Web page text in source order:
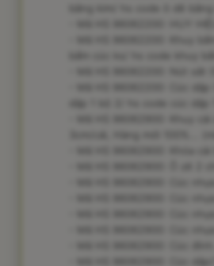
- Mã HS 96062200: HUY
- Mã HS 96062200: Khuy
- Mã HS 96062200: Nút
- Mã HS 96062200: Cúc
- Mã HS 96062900: Khuy
3cm/cái, Hàng mới 100%...
- Mã HS 96062900: Khóa
- Mã HS 96062900: Ô zê 2
- Mã HS 96062900: Cúc
- Mã HS 96062900: Cúc
- Mã HS 96062900: Cúc
- Mã HS 96062900: Cúc
- Mã HS 96062900: Cúc
- Mã HS 96062900: Cúc